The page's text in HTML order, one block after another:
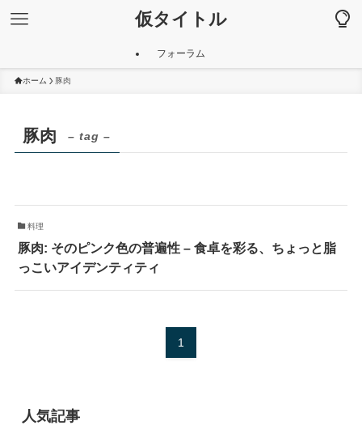
仮タイトル
フォーラム
ホーム 豚肉
人気記事
豚肉 – tag –
料理
豚肉: そのピンク色の普遍性 – 食卓を彩る、ちょっと脂
っこいアイデンティティ
1